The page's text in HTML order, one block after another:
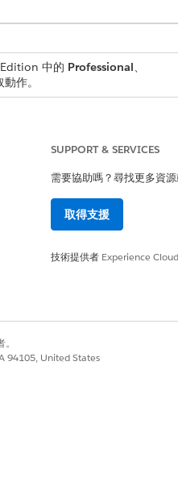
中的 Professional、
作。
能或 FSC 服務
SUPPORT & SERVICES
需要協助嗎？尋找更多資源
取得支援
技術提供者 Experience Cloud
94105, United States